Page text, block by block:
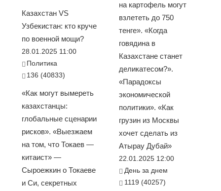
Казахстан VS
Узбекистан: кто круче
по военной мощи?
28.01.2025 11:00
Политика
136 (40833)
«Как могут вымереть
казахстанцы:
глобальные сценарии
рисков». «Выезжаем
на том, что Токаев —
китаист» —
Сыроежкин о Токаеве
и Си, секретных
на картофель могут
взлететь до 750
тенге». «Когда
говядина в
Казахстане станет
деликатесом?».
«Парадоксы
экономической
политики». «Как
грузин из Москвы
хочет сделать из
Атырау Дубай»
22.01.2025 12:00
День за днем
1119 (40257)